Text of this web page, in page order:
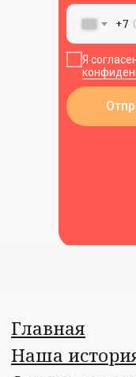
+7
Я